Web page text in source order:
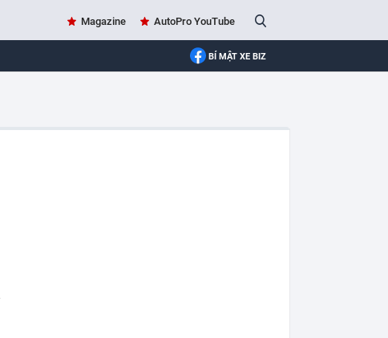
Magazine AutoPro YouTube
BÍ MẬT XE BIZ